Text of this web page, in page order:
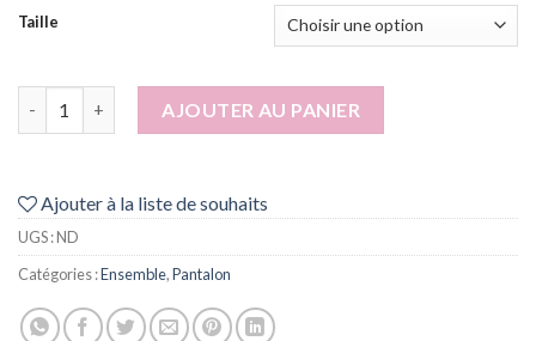
Taille
AJOUTER AU PANIER
Ajouter à la liste de souhaits
UGS :ND
Catégories :Ensemble,Pantalon